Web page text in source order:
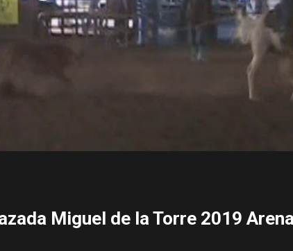
Miguel de la Torre 2019 Arena